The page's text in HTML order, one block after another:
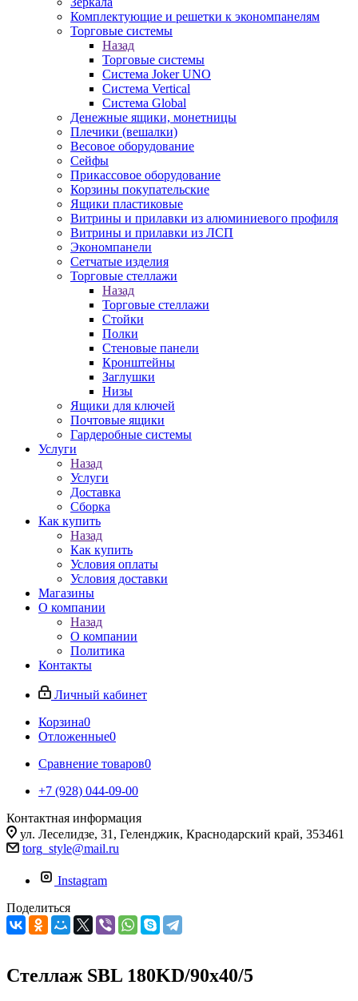
Комплектующие и решетки к экономпанелям
Торговые системы
Назад
Торговые системы
Система Joker UNO
Система Vertical
Система Global
Денежные ящики, монетницы
Плечики (вешалки)
Весовое оборудование
Сейфы
Прикассовое оборудование
Корзины покупательские
Ящики пластиковые
Витрины и прилавки из алюминиевого профиля
Витрины и прилавки из ЛСП
Экономпанели
Сетчатые изделия
Торговые стеллажи
Назад
Торговые стеллажи
Стойки
Полки
Стеновые панели
Кронштейны
Заглушки
Низы
Ящики для ключей
Почтовые ящики
Гардеробные системы
Услуги
Назад
Услуги
Доставка
Сборка
Как купить
Назад
Как купить
Условия оплаты
Условия доставки
Магазины
О компании
Назад
О компании
Политика
Контакты
Личный кабинет
Корзина0
Отложенные0
Сравнение товаров0
+7 (928) 044-09-00
Контактная информация
ул. Леселидзе, 31, Геленджик, Краснодарский край, 353461
torg_style@mail.ru
Instagram
Поделиться
Стеллаж SBL 180KD/90x40/5